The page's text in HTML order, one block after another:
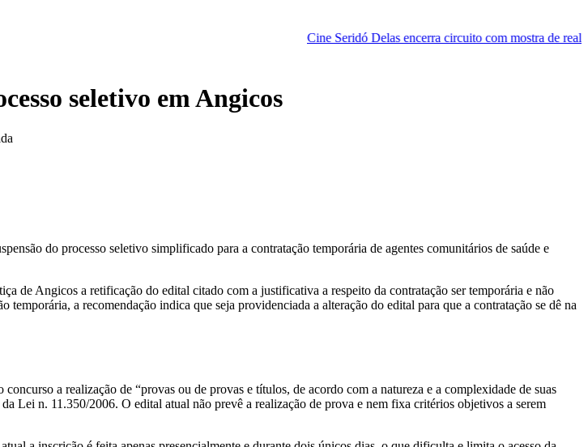
Cine Seridó Delas encerra circuito com mostra de realizadoras
seletivo em Angicos
do processo seletivo simplificado para a contratação temporária de agentes comunitários de saúde e
de Angicos a retificação do edital citado com a justificativa a respeito da contratação ser temporária e não
a recomendação indica que seja providenciada a alteração do edital para que a contratação se dê na
a realização de “provas ou de provas e títulos, de acordo com a natureza e a complexidade de suas
Lei n. 11.350/2006. O edital atual não prevê a realização de prova e nem fixa critérios objetivos a serem